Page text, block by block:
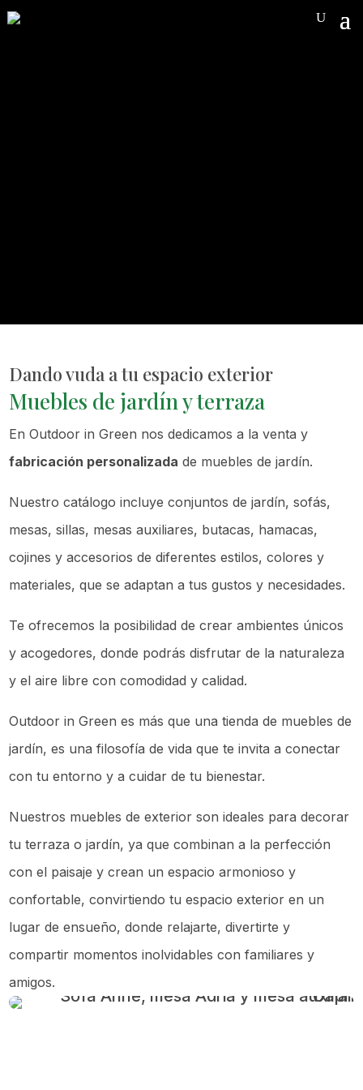
Dando vuda a tu espacio exterior
Muebles de jardín y terraza
En Outdoor in Green nos dedicamos a la venta y
fabricación personalizada de muebles de jardín.
Nuestro catálogo incluye conjuntos de jardín, sofás,
mesas, sillas, mesas auxiliares, butacas, hamacas,
cojines y accesorios de diferentes estilos, colores y
materiales, que se adaptan a tus gustos y necesidades.
Te ofrecemos la posibilidad de crear ambientes únicos
y acogedores, donde podrás disfrutar de la naturaleza
y el aire libre con comodidad y calidad.
Outdoor in Green es más que una tienda de muebles de
jardín, es una filosofía de vida que te invita a conectar
con tu entorno y a cuidar de tu bienestar.
Nuestros muebles de exterior son ideales para decorar
tu terraza o jardín, ya que combinan a la perfección
con el paisaje y crean un espacio armonioso y
confortable, convirtiendo tu espacio exterior en un
lugar de ensueño, donde relajarte, divertirte y
compartir momentos inolvidables con familiares y
amigos.